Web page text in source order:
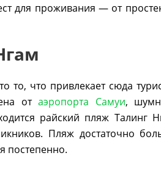
для проживания — от
то, что привлекает сюда
от аэропорта Самуи,
райский пляж Талинг
Пляж достаточно
постепенно.